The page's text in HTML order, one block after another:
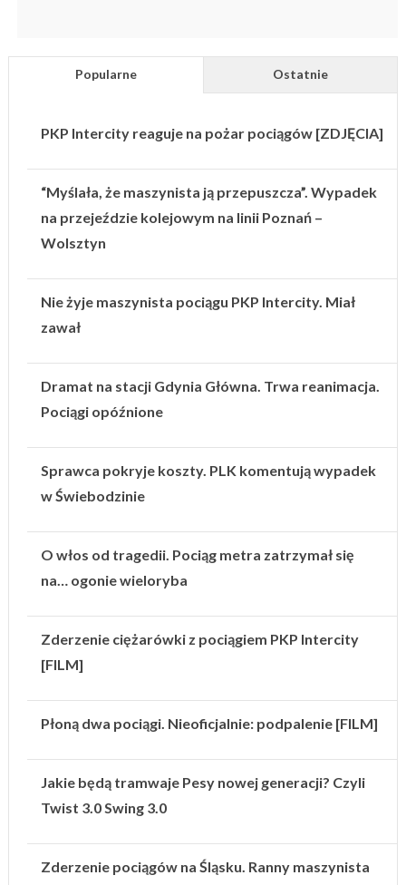
Popularne Ostatnie
PKP Intercity reaguje na pożar pociągów [ZDJĘCIA]
“Myślała, że maszynista ją przepuszcza”. Wypadek
na przejeździe kolejowym na linii Poznań –
Wolsztyn
Nie żyje maszynista pociągu PKP Intercity. Miał
zawał
Dramat na stacji Gdynia Główna. Trwa reanimacja.
Pociągi opóźnione
Sprawca pokryje koszty. PLK komentują wypadek
w Świebodzinie
O włos od tragedii. Pociąg metra zatrzymał się
na… ogonie wieloryba
Zderzenie ciężarówki z pociągiem PKP Intercity
[FILM]
Płoną dwa pociągi. Nieoficjalnie: podpalenie [FILM]
Jakie będą tramwaje Pesy nowej generacji? Czyli
Twist 3.0 Swing 3.0
Zderzenie pociągów na Śląsku. Ranny maszynista